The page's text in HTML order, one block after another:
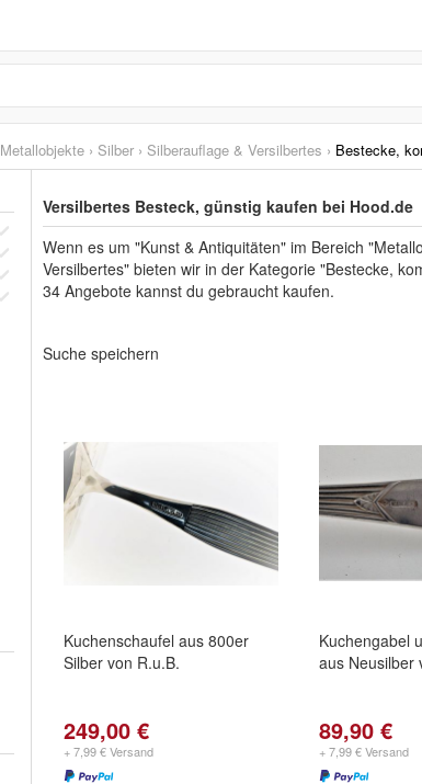
Metallobjekte › Silber › Silberauflage & Versilbertes › Bestecke,
Versilbertes Besteck, günstig kaufen bei Hood.de
Wenn es um "Kunst & Antiquitäten" im Bereich
Versilbertes" bieten wir in der Kategorie "Bestecke,
34 Angebote kannst du gebraucht kaufen.
Suche speichern
Kuchenschaufel aus 800er
Silber von R.u.B.
249,00 €
+ 7,99 € Versand
Kuchengabel
aus Neusilber
89,90 €
+ 7,99 € Versand